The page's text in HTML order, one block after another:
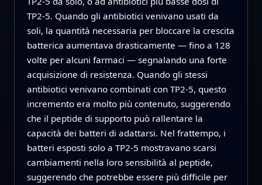
TP2‑5. Quando gli antibiotici venivano usati da
soli, la quantità necessaria per bloccare la crescita
batterica aumentava drasticamente — fino a 128
volte per alcuni farmaci — segnalando una forte
acquisizione di resistenza. Quando gli stessi
antibiotici venivano combinati con TP2‑5, questo
incremento era molto più contenuto, suggerendo
che il peptide di supporto può rallentare la
capacità dei batteri di adattarsi. Nel frattempo, i
batteri esposti solo a TP2‑5 mostravano scarsi
cambiamenti nella loro sensibilità al peptide,
suggerendo che potrebbe essere più difficile per